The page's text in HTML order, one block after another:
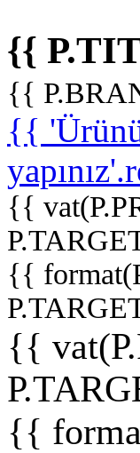
{{
{{
{{
{{
{{
{{
{{